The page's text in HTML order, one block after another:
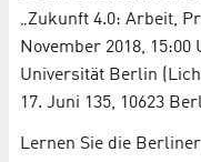
„Zukunft 4.0: Arbeit,
November 2018,
Universität Berlin
17. Juni 135, 10623
Lernen Sie die